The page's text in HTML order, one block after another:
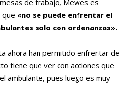
de trabajo, Mewes es
que «no se puede enfrentar el
solo con ordenanzas».
ahora han permitido enfrentar de
tiene que ver con acciones que
ambulante, pues luego es muy